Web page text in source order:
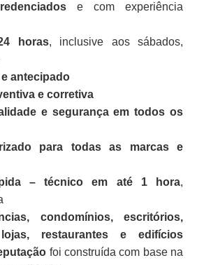
e com experiência
horas, inclusive aos sábados,
antecipado
e corretiva
e segurança em todos os
para todas as marcas e
– técnico em até 1 hora,
condomínios, escritórios,
restaurantes e edifícios
foi construída com base na